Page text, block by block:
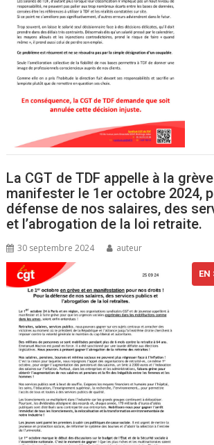
La CGT de TDF appelle à la
manifester le 1er octobre 2024,
défense de nos salaires, des
et l’abrogation de la loi retraite.
30 septembre 2024 auteur
EN